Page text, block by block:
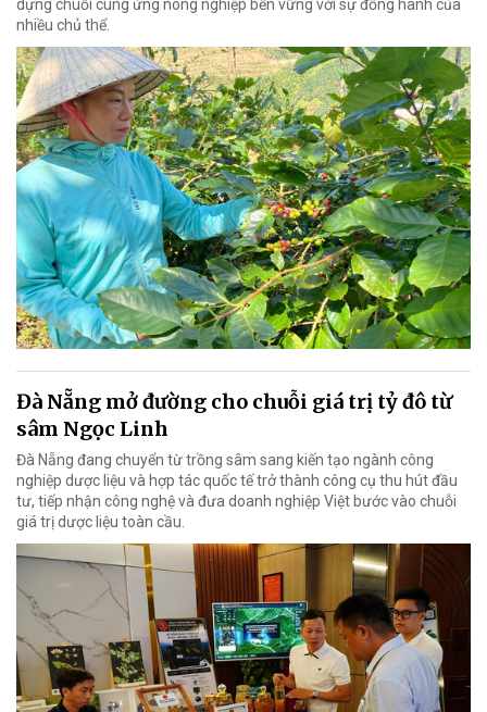
dựng chuỗi cung ứng nông nghiệp bền vững với sự đồng hành của
nhiều chủ thể.
Đà Nẵng mở đường cho chuỗi giá trị tỷ đô từ
sâm Ngọc Linh
Đà Nẵng đang chuyển từ trồng sâm sang kiến tạo ngành công
nghiệp dược liệu và hợp tác quốc tế trở thành công cụ thu hút đầu
tư, tiếp nhận công nghệ và đưa doanh nghiệp Việt bước vào chuỗi
giá trị dược liệu toàn cầu.